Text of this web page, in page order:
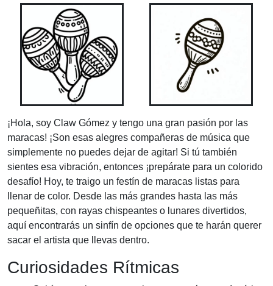
¡Hola, soy Claw Gómez y tengo una gran pasión por las
maracas! ¡Son esas alegres compañeras de música que
simplemente no puedes dejar de agitar! Si tú también
sientes esa vibración, entonces ¡prepárate para un colorido
desafío! Hoy, te traigo un festín de maracas listas para
llenar de color. Desde las más grandes hasta las más
pequeñitas, con rayas chispeantes o lunares divertidos,
aquí encontrarás un sinfín de opciones que te harán querer
sacar el artista que llevas dentro.
Curiosidades Rítmicas